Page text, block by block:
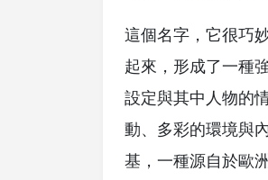
這個名字，它很巧
起來，形成了一種
設定與其中人物的
動、多彩的環境與
基，一種源自於歐